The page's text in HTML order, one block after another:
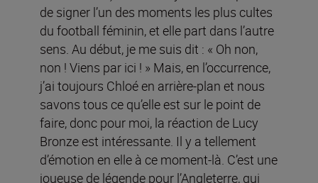
de signer l’un des moments les plus cultes
du football féminin, et elle part dans l’autre
sens. Au début, je me suis dit : « Oh non,
non ! Viens par ici ! » Mais, en l’occurrence,
j’ai toujours Chloé en arrière-plan et nous
savons tous ce qu’elle est sur le point de
faire, donc pour moi, la réaction de Lucy
Bronze est intéressante. Il y a tellement
d’émotion en elle à ce moment-là. C’est une
joueuse de légende pour l’Angleterre, qui